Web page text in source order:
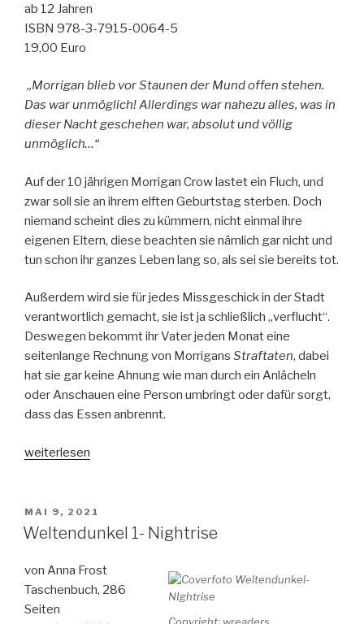
ab 12 Jahren
ISBN 978-3-7915-0064-5
19,00 Euro
,,Morrigan blieb vor Staunen der Mund offen stehen.
Das war unmöglich! Allerdings war nahezu alles, was in
dieser Nacht geschehen war, absolut und völlig
unmöglich…“
Auf der 10 jährigen Morrigan Crow lastet ein Fluch, und
zwar soll sie an ihrem elften Geburtstag sterben. Doch
niemand scheint dies zu kümmern, nicht einmal ihre
eigenen Eltern, diese beachten sie nämlich gar nicht und
tun schon ihr ganzes Leben lang so, als sei sie bereits tot.
Außerdem wird sie für jedes Missgeschick in der Stadt
verantwortlich gemacht, sie ist ja schließlich „verflucht“.
Deswegen bekommt ihr Vater jeden Monat eine
seitenlange Rechnung von Morrigans Straftaten, dabei
hat sie gar keine Ahnung wie man durch ein Anlächeln
oder Anschauen eine Person umbringt oder dafür sorgt,
dass das Essen anbrennt.
„Nevermoor
Fluch
und
weiterlesen
VERÖFFENTLICHT
AM
MAI 9, 2021
Weltendunkel 1- Nightrise
von Anna Frost
Taschenbuch, 286
Seiten